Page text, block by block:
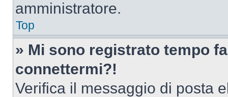
amministratore.
Top
» Mi sono registrato tempo
connettermi?!
Verifica il messaggio di posta